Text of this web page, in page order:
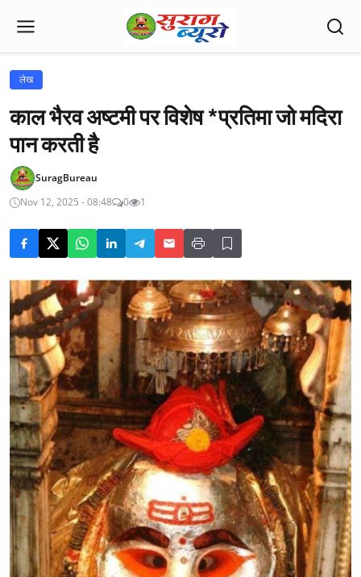
लेख
काल भैरव अष्टमी पर विशेष *प्रतिमा जो मदिरा
पान करती है
SuragBureau
Nov 12, 2025 - 08:48
0 1